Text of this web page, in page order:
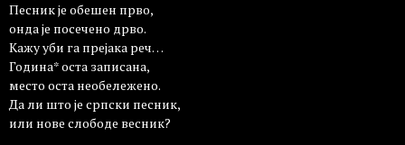
Песник је обешен прво,
онда је посечено дрво.
Кажу уби га прејака реч…
Година* оста записана,
место оста необележено.
Да ли што је српски песник,
или нове слободе весник?